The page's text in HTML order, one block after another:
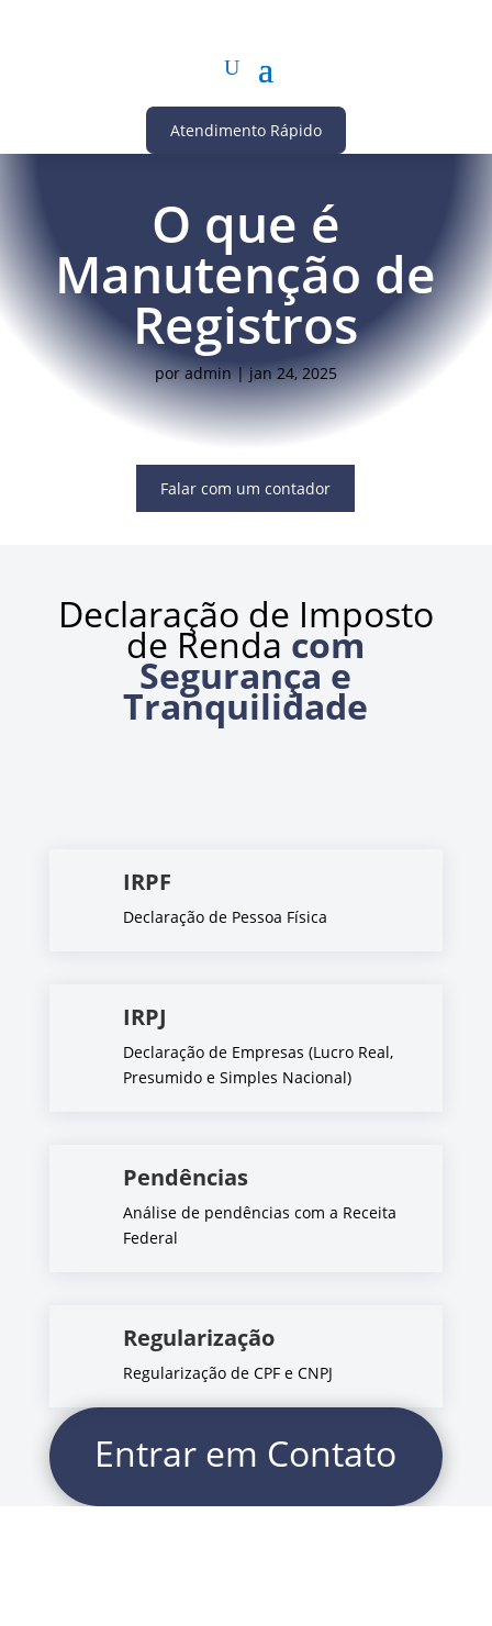
Atendimento Rápido
O que é
Manutenção de
Registros
poradmin|jan 24, 2025
Falar com um contador
Declaração de Imposto
de Renda com
Segurança e
Tranquilidade
IRPF
Declaração de Pessoa Física
IRPJ
Declaração de Empresas (Lucro Real,
Presumido e Simples Nacional)
Pendências
Análise de pendências com a Receita
Federal
Regularização
Regularização de CPF e CNPJ
Entrar em Contato